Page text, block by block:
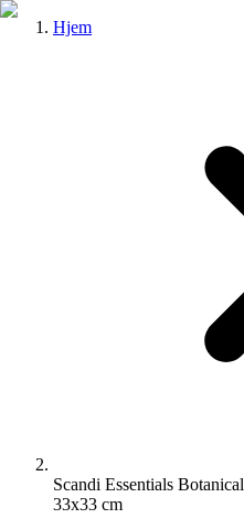
Hjem
Scandi Essentials
33x33 cm